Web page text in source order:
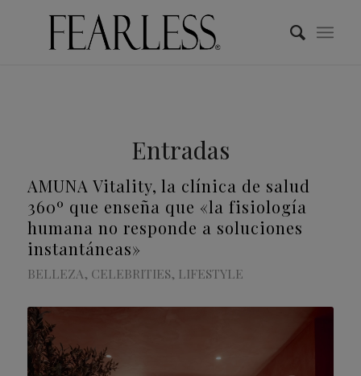
Entradas
AMUNA Vitality, la clínica de salud
360º que enseña que «la fisiología
humana no responde a soluciones
instantáneas»
BELLEZA, CELEBRITIES, LIFESTYLE